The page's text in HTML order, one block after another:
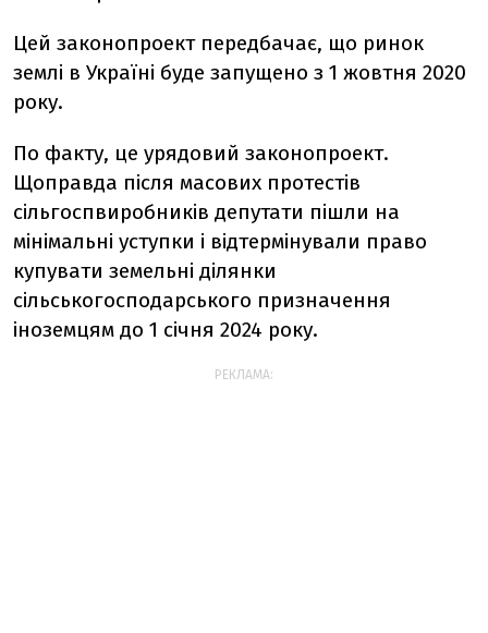
Цей законопроект передбачає, що ринок
землі в Україні буде запущено з 1 жовтня 2020
року.
По факту, це урядовий законопроект.
Щоправда після масових протестів
сільгоспвиробників депутати пішли на
мінімальні уступки і відтермінували право
купувати земельні ділянки
сільськогосподарського призначення
іноземцям до 1 січня 2024 року.
РЕКЛАМА: